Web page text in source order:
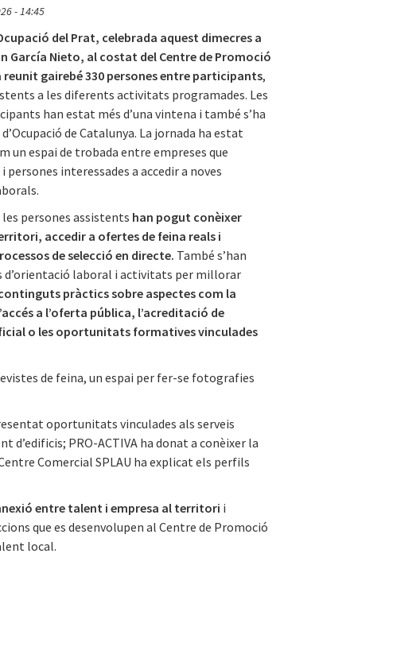
- 14:45
del Prat, celebrada aquest dimecres a
García Nieto, al costat del Centre de Promoció
reunit gairebé 330 persones entre participants,
a les diferents activitats programades. Les
han estat més d’una vintena i també s’ha
de Catalunya. La jornada ha estat
un espai de trobada entre empreses que
persones interessades a accedir a noves
persones assistents han pogut conèixer
accedir a ofertes de feina reals i
de selecció en directe. També s’han
d’orientació laboral i activitats per millorar
pràctics sobre aspectes com la
a l’oferta pública, l’acreditació de
o les oportunitats formatives vinculades
de feina, un espai per fer-se fotografies
oportunitats vinculades als serveis
PRO-ACTIVA ha donat a conèixer la
Comercial SPLAU ha explicat els perfils
entre talent i empresa al territori i
que es desenvolupen al Centre de Promoció
local.